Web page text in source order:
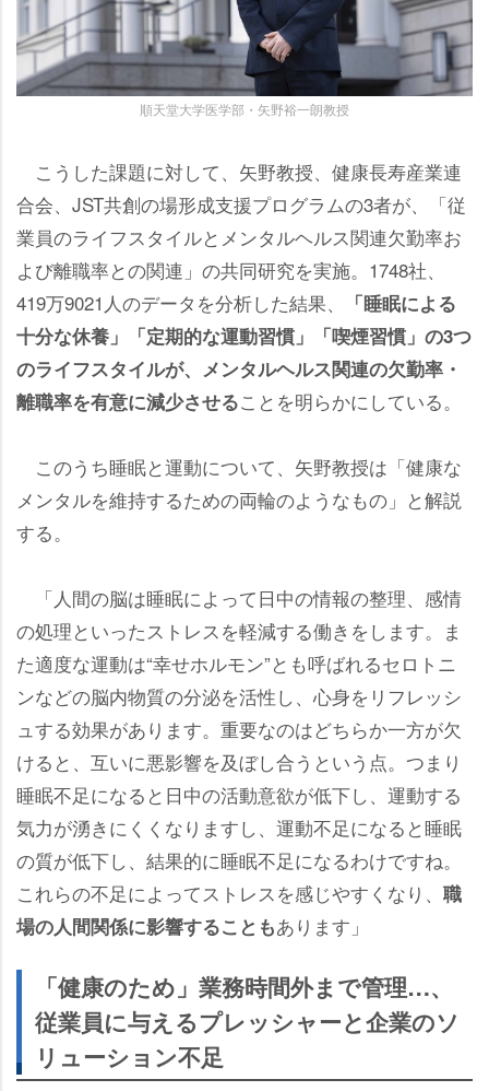
順天堂大学医学部・矢野裕一朗教授
こうした課題に対して、矢野教授、健康長寿産業連
合会、JST共創の場形成支援プログラムの3者が、「従
業員のライフスタイルとメンタルヘルス関連欠勤率お
よび離職率との関連」の共同研究を実施。1748社、
419万9021人のデータを分析した結果、
「睡眠による
十分な休養」「定期的な運動習慣」「喫煙習慣」の3つ
のライフスタイルが、メンタルヘルス関連の欠勤率・
離職率を有意に減少させることを明らかにしている。
このうち睡眠と運動について、矢野教授は「健康な
メンタルを維持するための両輪のようなもの」と解説
する。
「人間の脳は睡眠によって日中の情報の整理、感情
の処理といったストレスを軽減する働きをします。ま
た適度な運動は“幸せホルモン”とも呼ばれるセロトニ
ンなどの脳内物質の分泌を活性し、心身をリフレッシ
ュする効果があります。重要なのはどちらか一方が欠
けると、互いに悪影響を及ぼし合うという点。つまり
睡眠不足になると日中の活動意欲が低下し、運動する
気力が湧きにくくなりますし、運動不足になると睡眠
の質が低下し、結果的に睡眠不足になるわけですね。
これらの不足によってストレスを感じやすくなり、 職
場の人間関係に影響することもあります」
「健康のため」業務時間外まで管理…、
従業員に与えるプレッシャーと企業のソ
リューション不足